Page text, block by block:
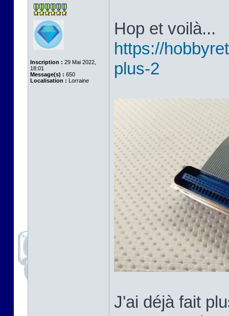
Inscription : 29 Mai 2022,
18:01
Message(s) : 650
Localisation : Lorraine
Hop et voilà...
https://
plus-2
J'ai déjà fait